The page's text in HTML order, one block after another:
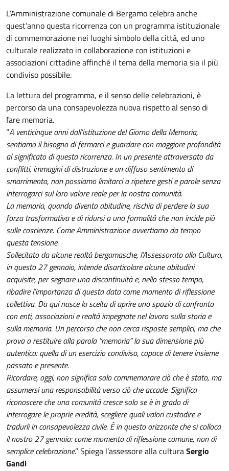
L’Amministrazione comunale di Bergamo celebra anche
quest’anno questa ricorrenza con un programma istituzionale
di commemorazione nei luoghi simbolo della città, ed uno
culturale realizzato in collaborazione con istituzioni e
associazioni cittadine affinché il tema della memoria sia il più
condiviso possibile.
La lettura del programma, e il senso delle celebrazioni, è
percorso da una consapevolezza nuova rispetto al senso di
fare memoria.
“A venticinque anni dall’istituzione del Giorno della Memoria,
sentiamo il bisogno di fermarci e guardare con maggiore profondità
al significato di questa ricorrenza. In un presente attraversato da
conflitti, immagini di distruzione e un diffuso sentimento di
smarrimento, non possiamo limitarci a ripetere gesti e parole senza
interrogarci sul loro valore reale per la nostra comunità.
La memoria, quando diventa abitudine, rischia di perdere la sua
forza trasformativa e di ridursi a una formalità che non incide più
sulle coscienze. Come Amministrazione avvertiamo da tempo
questa tensione.
Sollecitato da alcune realtà bergamasche, l’Assessorato alla Cultura,
in questo 27 gennaio, intende disarticolare alcune abitudini
acquisite, per segnare una discontinuità e, nello stesso tempo,
ribadire l’importanza di questa data come momento di riflessione
collettiva. Da qui nasce la scelta di aprire uno spazio di confronto
con enti, associazioni e realtà impegnate nel lavoro sulla storia e
sulla memoria. Un percorso che non cerca risposte semplici, ma che
prova a restituire alla parola “memoria” la sua dimensione più
autentica: quella di un esercizio condiviso, capace di tenere insieme
passato e presente.
Ricordare, oggi, non significa solo commemorare ciò che è stato, ma
assumersi una responsabilità verso ciò che accade. Significa
riconoscere che una comunità cresce solo se è in grado di
interrogare le proprie eredità, scegliere quali valori custodire e
tradurli in consapevolezza civile. È in questo orizzonte che si colloca
il nostro 27 gennaio: come momento di riflessione comune, non di
semplice celebrazione.” Spiega l’assessore alla culturaSergio
Gandi